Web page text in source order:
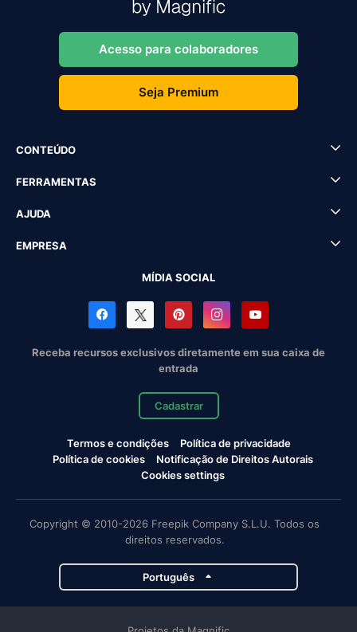
Acesso para colaboradores
Seja Premium
CONTEÚDO
FERRAMENTAS
AJUDA
EMPRESA
MÍDIA SOCIAL
Receba recursos exclusivos diretamente em sua caixa de
entrada
Cadastrar
Termos e condições
Política de privacidade
Política de cookies
Notificação de Direitos Autorais
Cookies settings
Copyright © 2010-2026 Freepik Company S.L.U. Todos os
direitos reservados.
Português